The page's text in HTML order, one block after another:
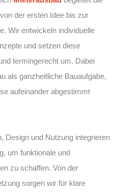
der ersten Idee bis zur
Wir entwickeln individuelle
und setzen diese
termingerecht um. Dabei
als ganzheitliche Bauaufgabe,
aufeinander abgestimmt
Design und Nutzung integrieren
um funktionale und
zu schaffen. Von der
sorgen wir für klare